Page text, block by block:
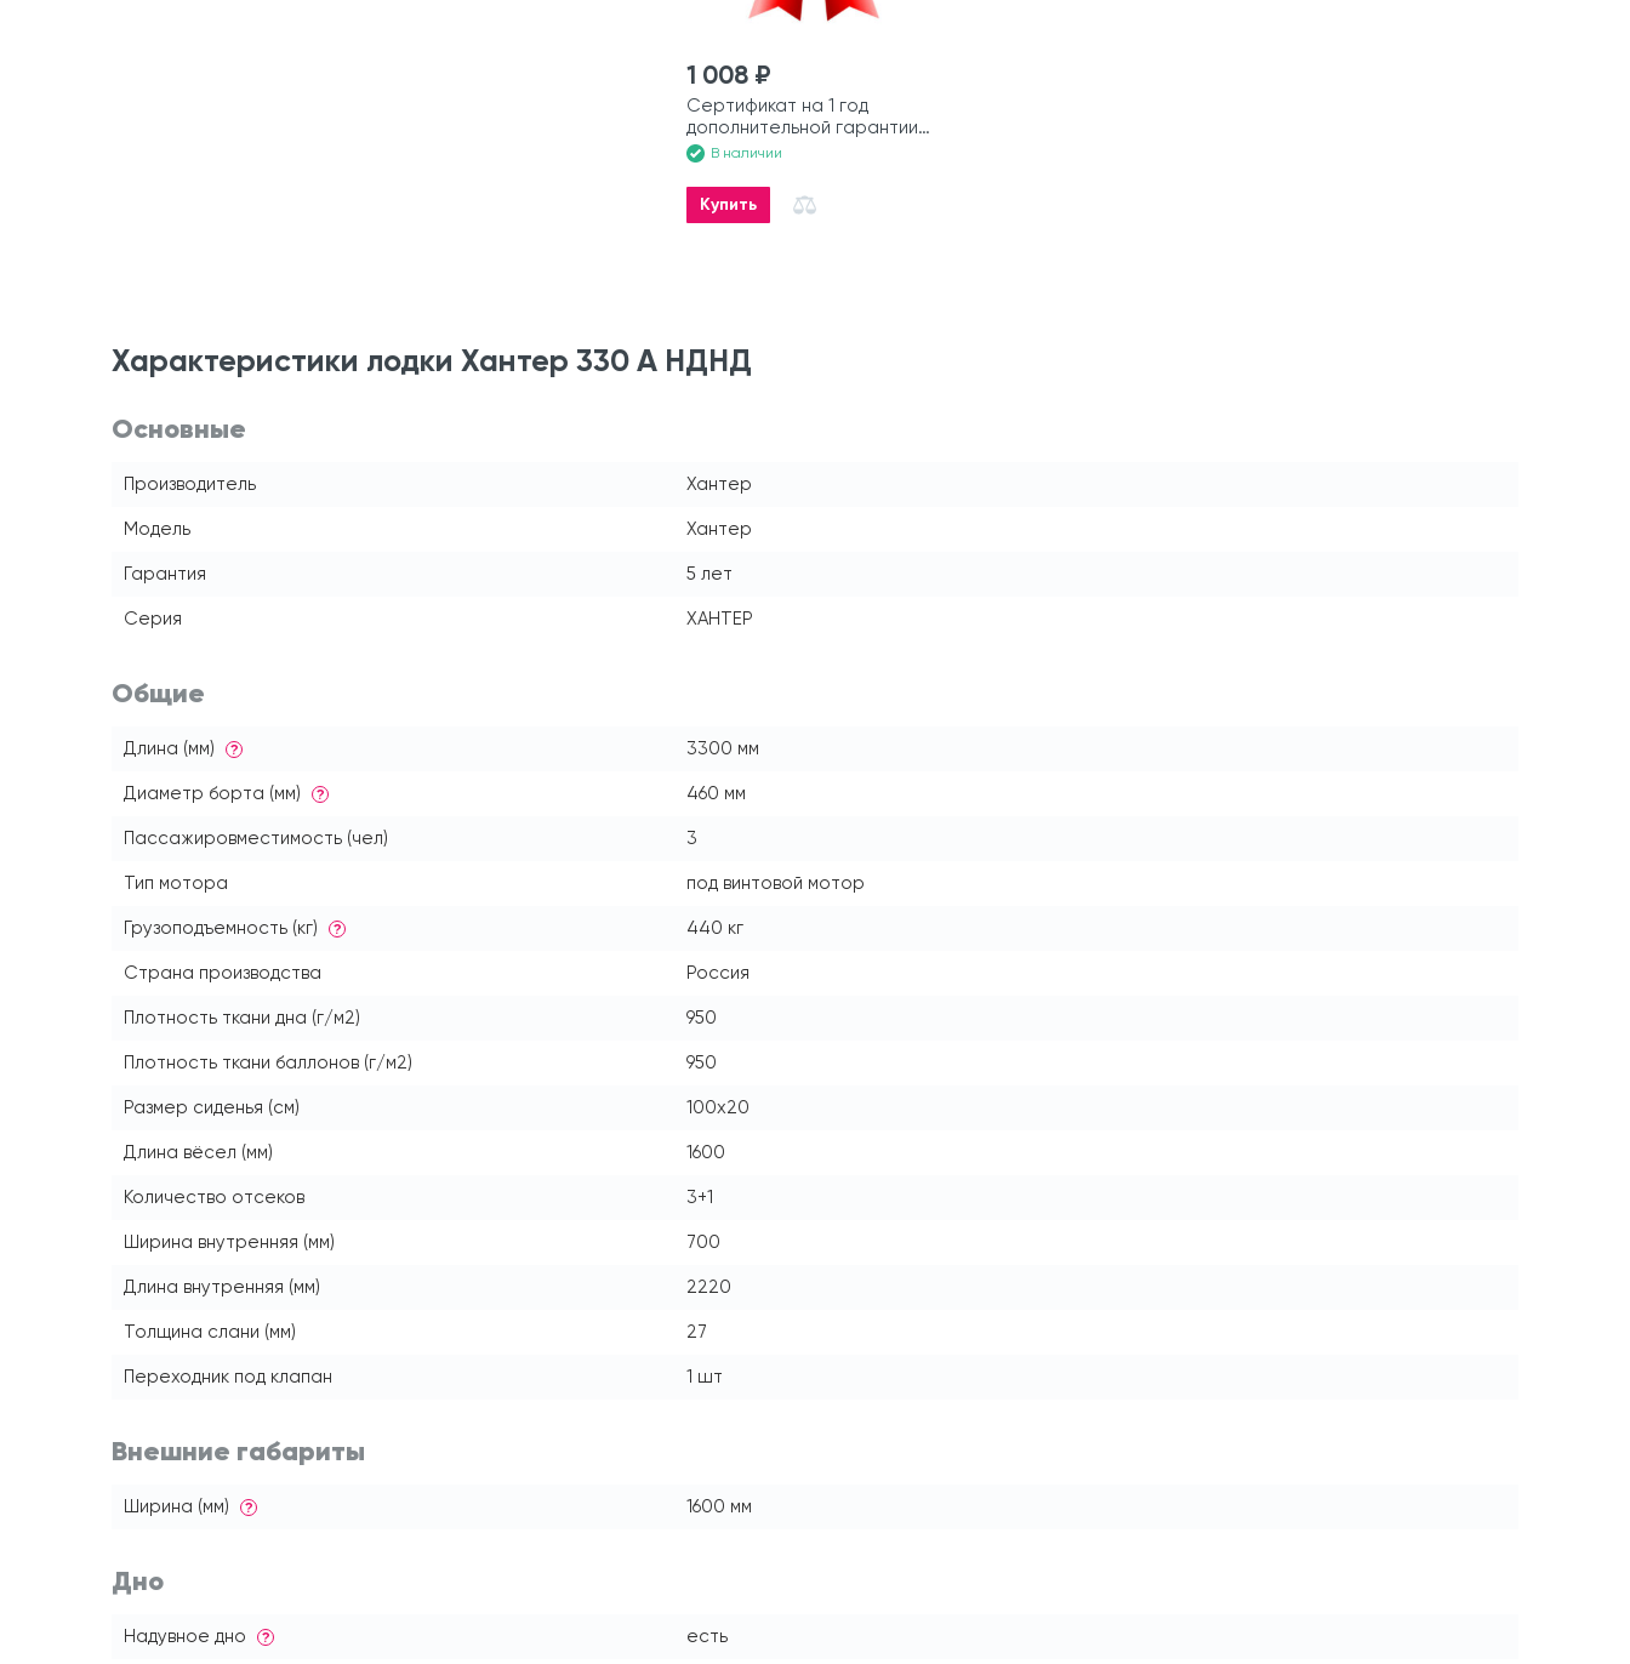
1 008 ₽
Сертификат на 1 год
дополнительной гарантии
на моторную лодку
В наличии
Купить
Характеристики лодки Хантер 330 А НДНД
Основные
Производитель Хантер
Модель Хантер
Гарантия 5 лет
Серия ХАНТЕР
Общие
Длина (мм) ? 3300 мм
Диаметр борта (мм) ? 460 мм
Пассажировместимость (чел) 3
Тип мотора под винтовой мотор
Грузоподъемность (кг) ? 440 кг
Страна производства Россия
Плотность ткани дна (г/м2) 950
Плотность ткани баллонов (г/м2) 950
Размер сиденья (см) 100x20
Длина вёсел (мм) 1600
Количество отсеков 3+1
Ширина внутренняя (мм) 700
Длина внутренняя (мм) 2220
Толщина слани (мм) 27
Переходник под клапан 1 шт
Внешние габариты
Ширина (мм) ? 1600 мм
Дно
Надувное дно ? есть